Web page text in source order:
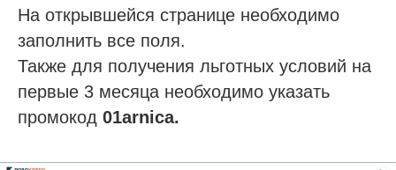
На открывшейся странице необходимо
заполнить все поля.
Также для получения льготных условий на
первые 3 месяца необходимо указать
промокод 01arnica.